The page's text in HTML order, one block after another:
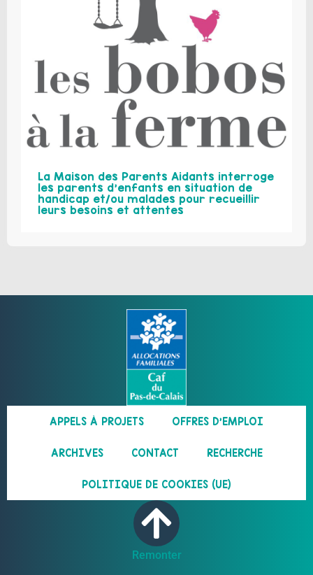
La Maison des Parents Aidants interroge
les parents d’enfants en situation de
handicap et/ou malades pour recueillir
leurs besoins et attentes
APPELS À PROJETS OFFRES D’EMPLOI
ARCHIVES CONTACT RECHERCHE
POLITIQUE DE COOKIES (UE)
Remonter